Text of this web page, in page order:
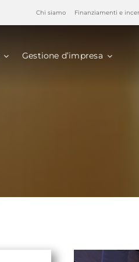
Chi siamo Finanziamenti e
Gestione d’impresa